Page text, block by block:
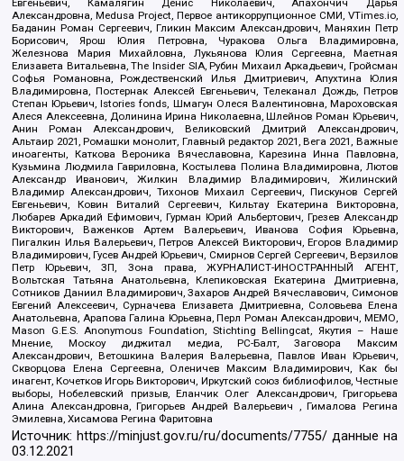
Евгеньевич, Камалягин Денис Николаевич, Апахончич Дарья
Александровна, Medusa Project, Первое антикоррупционное СМИ, VTimes.io,
Баданин Роман Сергеевич, Гликин Максим Александрович, Маняхин Петр
Борисович, Ярош Юлия Петровна, Чуракова Ольга Владимировна,
Железнова Мария Михайловна, Лукьянова Юлия Сергеевна, Маетная
Елизавета Витальевна, The Insider SIA, Рубин Михаил Аркадьевич, Гройсман
Софья Романовна, Рождественский Илья Дмитриевич, Апухтина Юлия
Владимировна, Постернак Алексей Евгеньевич, Телеканал Дождь, Петров
Степан Юрьевич, Istories fonds, Шмагун Олеся Валентиновна, Мароховская
Алеся Алексеевна, Долинина Ирина Николаевна, Шлейнов Роман Юрьевич,
Анин Роман Александрович, Великовский Дмитрий Александрович,
Альтаир 2021, Ромашки монолит, Главный редактор 2021, Вега 2021, Важные
иноагенты, Каткова Вероника Вячеславовна, Карезина Инна Павловна,
Кузьмина Людмила Гавриловна, Костылева Полина Владимировна, Лютов
Александр Иванович, Жилкин Владимир Владимирович, Жилинский
Владимир Александрович, Тихонов Михаил Сергеевич, Пискунов Сергей
Евгеньевич, Ковин Виталий Сергеевич, Кильтау Екатерина Викторовна,
Любарев Аркадий Ефимович, Гурман Юрий Альбертович, Грезев Александр
Викторович, Важенков Артем Валерьевич, Иванова София Юрьевна,
Пигалкин Илья Валерьевич, Петров Алексей Викторович, Егоров Владимир
Владимирович, Гусев Андрей Юрьевич, Смирнов Сергей Сергеевич, Верзилов
Петр Юрьевич, ЗП, Зона права, ЖУРНАЛИСТ-ИНОСТРАННЫЙ АГЕНТ,
Вольтская Татьяна Анатольевна, Клепиковская Екатерина Дмитриевна,
Сотников Даниил Владимирович, Захаров Андрей Вячеславович, Симонов
Евгений Алексеевич, Сурначева Елизавета Дмитриевна, Соловьева Елена
Анатольевна, Арапова Галина Юрьевна, Перл Роман Александрович, МЕМО,
Mason G.E.S. Anonymous Foundation, Stichting Bellingcat, Якутия – Наше
Мнение, Москоу диджитал медиа, РС-Балт, Заговора Максим
Александрович, Ветошкина Валерия Валерьевна, Павлов Иван Юрьевич,
Скворцова Елена Сергеевна, Оленичев Максим Владимирович, Как бы
инагент, Кочетков Игорь Викторович, Иркутский союз библиофилов, Честные
выборы, Нобелевский призыв, Еланчик Олег Александрович, Григорьева
Алина Александровна, Григорьев Андрей Валерьевич , Гималова Регина
Эмилевна, Хисамова Регина Фаритовна
Источник: https://minjust.gov.ru/ru/documents/7755/ данные на
03.12.2021